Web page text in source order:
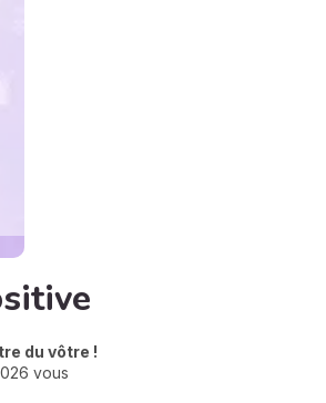
du vôtre !
vous